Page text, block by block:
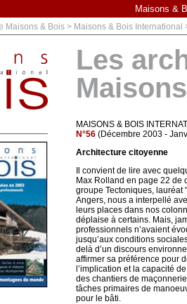
Maisons &
Maisons & Bois > Maisons & Bois International
Les
MAISONS & BOIS
N°56 (Décembre 2003 -
Architecture citoyenne
Il convient de lire avec
Max Rolland en page 22 de
groupe Tectoniques, lauréat
Angers, nous a interpellé
leurs places dans nos
déplaise à certains. Mais,
professionnels n’avaient
jusqu’aux conditions
delà d’un discours
affirmer sa préférence pour
l’implication et la capacité
des chantiers de
tâches primaires de
pour le bâti.